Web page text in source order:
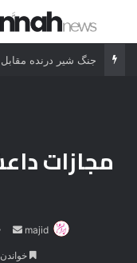
جستجو برای
جنگ شیر درنده
مجازات
majid
خواندن این